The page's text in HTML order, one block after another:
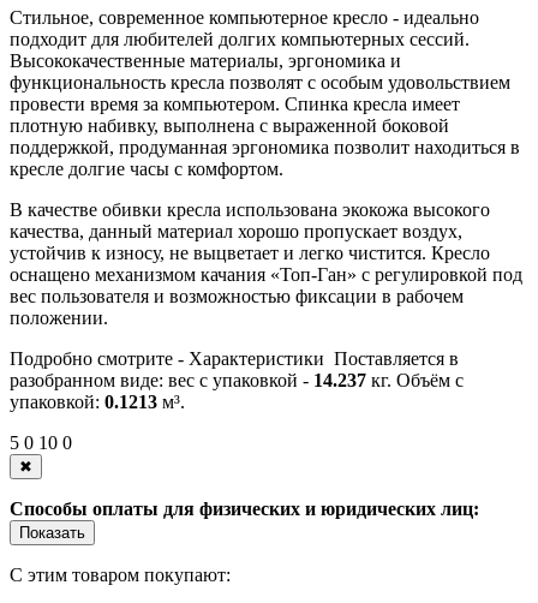
Стильное, современное компьютерное кресло - идеально
подходит для любителей долгих компьютерных сессий.
Высококачественные материалы, эргономика и
функциональность кресла позволят с особым удовольствием
провести время за компьютером. Спинка кресла имеет
плотную набивку, выполнена с выраженной боковой
поддержкой, продуманная эргономика позволит находиться в
кресле долгие часы с комфортом.
В качестве обивки кресла использована экокожа высокого
качества, данный материал хорошо пропускает воздух,
устойчив к износу, не выцветает и легко чистится. Кресло
оснащено механизмом качания «Топ-Ган» с регулировкой под
вес пользователя и возможностью фиксации в рабочем
положении.
Подробно смотрите - Характеристики Поставляется в
разобранном виде: вес с упаковкой - 14.237 кг. Объём с
упаковкой: 0.1213 м³.
5 0 10 0
✖
Способы оплаты для физических и юридических лиц:
Показать
С этим товаром покупают: